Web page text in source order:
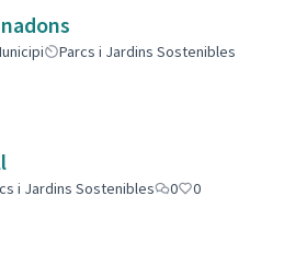
Parcs i Jardins Sostenibles
i Jardins Sostenibles 0
0